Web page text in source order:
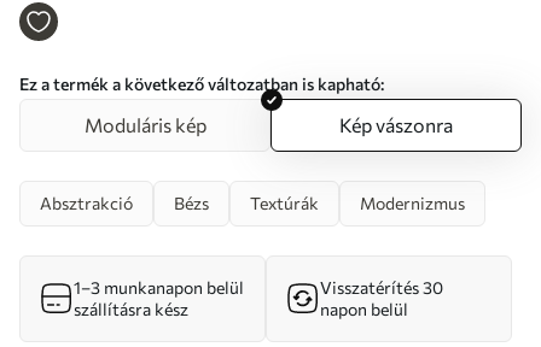
lágy szürkével Nr s46511
Ez a termék a következő változatban is kapható:
Moduláris kép Kép vászonra
Absztrakció Bézs Textúrák Modernizmus
1–3 munkanapon belül
szállításra kész
Visszatérítés 30
napon belül